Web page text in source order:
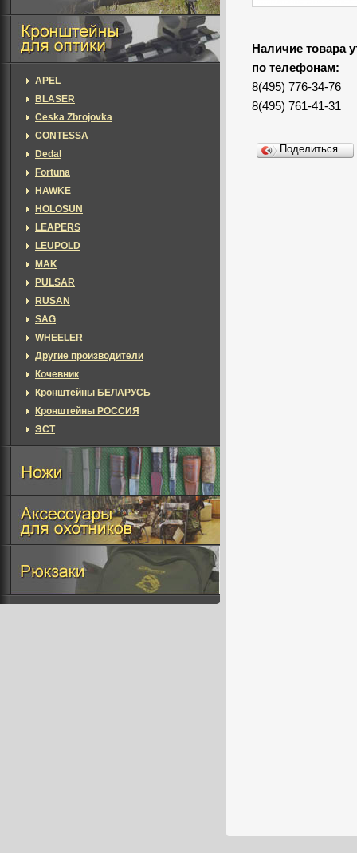
Наличие товара
по телефонам:
8(495) 776-34-76
8(495) 761-41-31
Поделиться…
APEL
BLASER
Ceska Zbrojovka
CONTESSA
Dedal
Fortuna
HAWKE
HOLOSUN
LEAPERS
LEUPOLD
MAK
PULSAR
RUSAN
SAG
WHEELER
Другие производители
Кочевник
Кронштейны БЕЛАРУСЬ
Кронштейны РОССИЯ
ЭСТ